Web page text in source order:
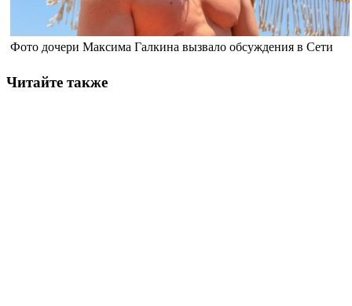
Фото дочери Максима Галкина вызвало обсуждения в Сети
Читайте также